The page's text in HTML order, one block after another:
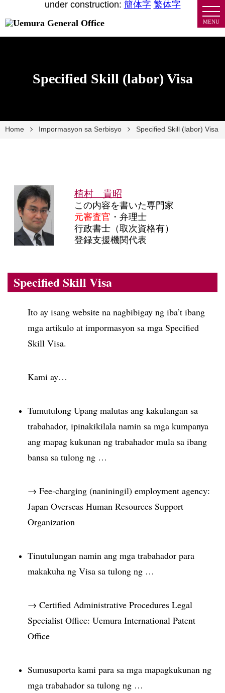
under construction: 簡体字 繁体字
MENU
Specified Skill (labor) Visa
Home Impormasyon sa Serbisyo Specified Skill (labor) Visa
植村 貴昭
この内容を書いた専門家
元審査官 ・弁理士
行政書士（取次資格有）
登録支援機関代表
Specified Skill Visa
Ito ay isang website na nagbibigay ng iba’t ibang
mga artikulo at impormasyon sa mga Specified
Skill Visa.
Kami ay…
Tumutulong Upang malutas ang kakulangan sa
trabahador, ipinakikilala namin sa mga kumpanya
ang mapag kukunan ng trabahador mula sa ibang
bansa sa tulong ng …
→ Fee-charging (naniningil) employment agency:
Japan Overseas Human Resources Support
Organization
Tinutulungan namin ang mga trabahador para
makakuha ng Visa sa tulong ng …
→ Certified Administrative Procedures Legal
Specialist Office: Uemura International Patent
Office
Sumusuporta kami para sa mga mapagkukunan ng
mga trabahador sa tulong ng …